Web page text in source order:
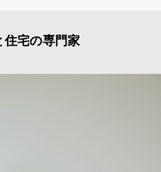
住宅の専門家